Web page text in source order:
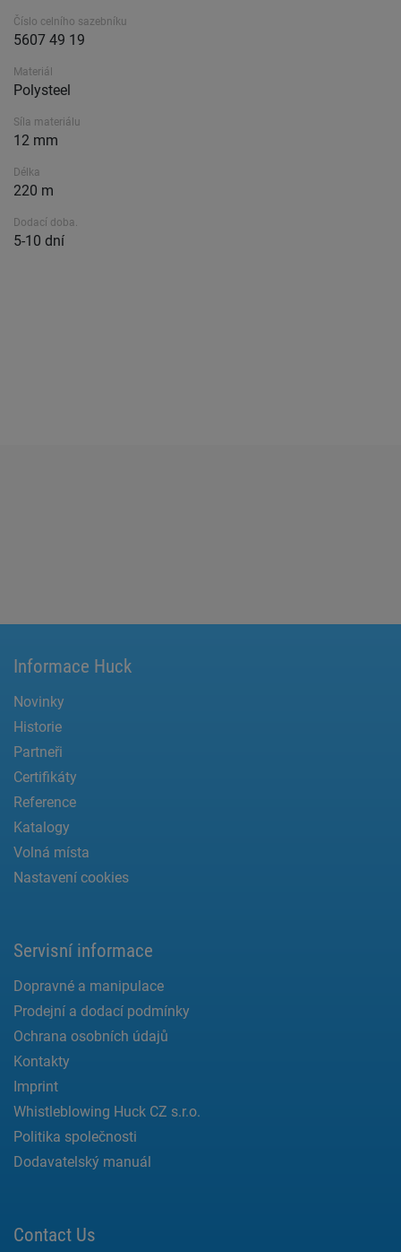
Číslo celního sazebníku
5607 49 19
Materiál
Polysteel
Síla materiálu
12 mm
Délka
220 m
Dodací doba.
5-10 dní
Informace Huck
Novinky
Historie
Partneři
Certifikáty
Reference
Katalogy
Volná místa
Nastavení cookies
Servisní informace
Dopravné a manipulace
Prodejní a dodací podmínky
Ochrana osobních údajů
Kontakty
Imprint
Whistleblowing Huck CZ s.r.o.
Politika společnosti
Dodavatelský manuál
Contact Us